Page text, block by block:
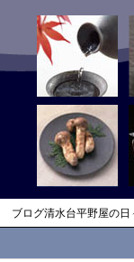
ブログ清水台平野屋の日